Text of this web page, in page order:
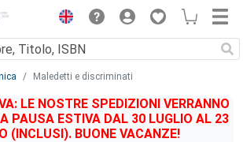
Maledetti e discriminati
LE NOSTRE SPEDIZIONI VERRANNO
PAUSA ESTIVA DAL 30 LUGLIO AL 23
(INCLUSI). BUONE VACANZE!